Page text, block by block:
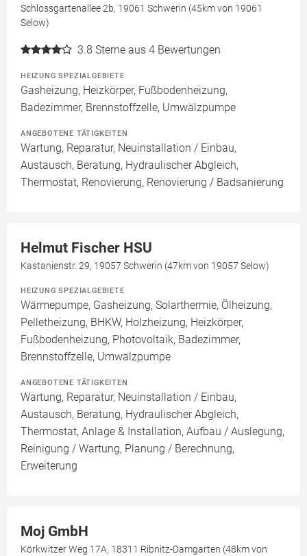
Schlossgartenallee 2b, 19061 Schwerin (45km von 19061
Selow)
3.8 Sterne aus 4 Bewertungen
HEIZUNG SPEZIALGEBIETE
Gasheizung, Heizkörper, Fußbodenheizung,
Badezimmer, Brennstoffzelle, Umwälzpumpe
ANGEBOTENE TÄTIGKEITEN
Wartung, Reparatur, Neuinstallation / Einbau,
Austausch, Beratung, Hydraulischer Abgleich,
Thermostat, Renovierung, Renovierung / Badsanierung
Helmut Fischer HSU
Kastanienstr. 29, 19057 Schwerin (47km von 19057 Selow)
HEIZUNG SPEZIALGEBIETE
Wärmepumpe, Gasheizung, Solarthermie, Ölheizung,
Pelletheizung, BHKW, Holzheizung, Heizkörper,
Fußbodenheizung, Photovoltaik, Badezimmer,
Brennstoffzelle, Umwälzpumpe
ANGEBOTENE TÄTIGKEITEN
Wartung, Reparatur, Neuinstallation / Einbau,
Austausch, Beratung, Hydraulischer Abgleich,
Thermostat, Anlage & Installation, Aufbau / Auslegung,
Reinigung / Wartung, Planung / Berechnung,
Erweiterung
Moj GmbH
Körkwitzer Weg 17A, 18311 Ribnitz-Damgarten (48km von